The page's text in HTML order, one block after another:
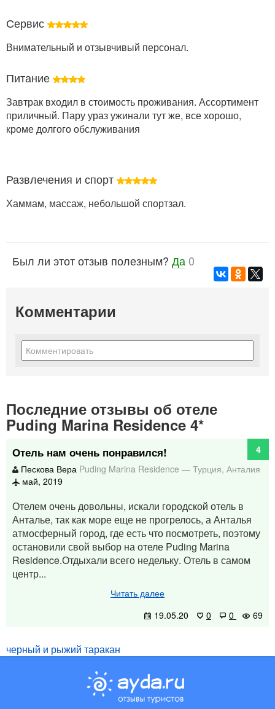
Сервис
Внимательный и отзывчивый персонал.
Питание
Завтрак входил в стоимость проживания. Ассортимент
приличный. Пару ураз ужинали тут же, все хорошо,
кроме долгого обслуживания
Развлечения и спорт
Хаммам, массаж, небольшой спортзал.
Был ли этот отзыв полезным? Да0
Комментарии
Последние отзывы об отеле
Puding Marina Residence 4*
Отель нам очень понравился!
4
Пескова Вера Puding Marina Residence — Турция, Анталия
май, 2019
Отелем очень довольны, искали городской отель в
Анталье, так как море еще не прогрелось, а Анталья
атмосферный город, где есть что посмотреть, поэтому
остановили свой выбор на отеле Puding Marina
Residence.Отдыхали всего недельку. Отель в самом
центр...
Читать далее
19.05.20
0 0 69
черный и рыжий таракан